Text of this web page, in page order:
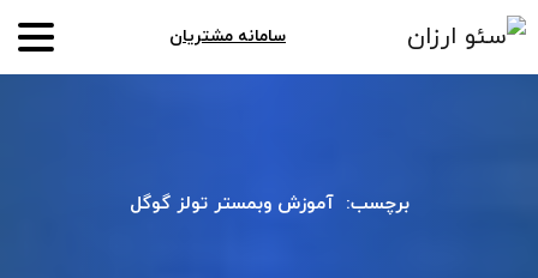
سامانه مشتریان
برچسب: آموزش وبمستر تولز گوگل